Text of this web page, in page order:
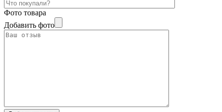
Фото товара
Добавить фото